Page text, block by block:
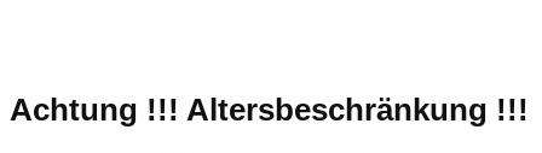
Achtung !!! Altersbeschränkung !!!